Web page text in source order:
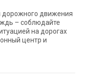
дорожного движения
– соблюдайте
на дорогах
центр и